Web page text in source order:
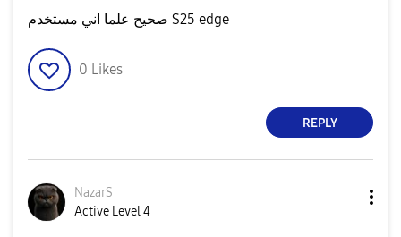
صحيح علما اني مستخدم S25 edge
0 Likes
REPLY
NazarS
Active Level 4